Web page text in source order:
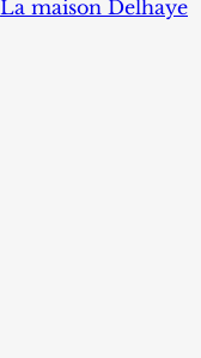
La maison Delhaye